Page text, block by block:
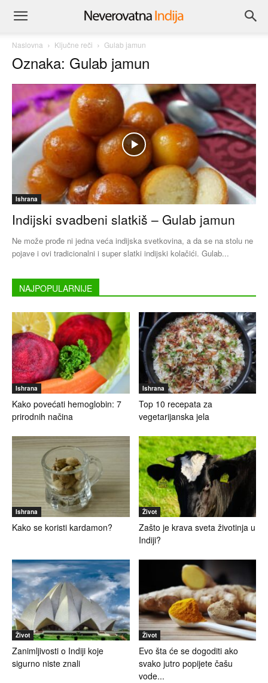
Naslovna Ključne reči Gulab jamun
Oznaka: Gulab jamun
Ishrana
Indijski svadbeni slatkiš – Gulab jamun
Ne može prođe ni jedna veća indijska svetkovina, a da se na stolu ne
pojave i ovi tradicionalni i super slatki indijski kolačići. Gulab...
NAJPOPULARNIJE
Ishrana
Kako povećati hemoglobin: 7
prirodnih načina
Ishrana
Top 10 recepata za
vegetarijanska jela
Ishrana
Kako se koristi kardamon?
Život
Zašto je krava sveta životinja u
Indiji?
Život
Zanimljivosti o Indiji koje
sigurno niste znali
Život
Evo šta će se dogoditi ako
svako jutro popijete čašu
vode...